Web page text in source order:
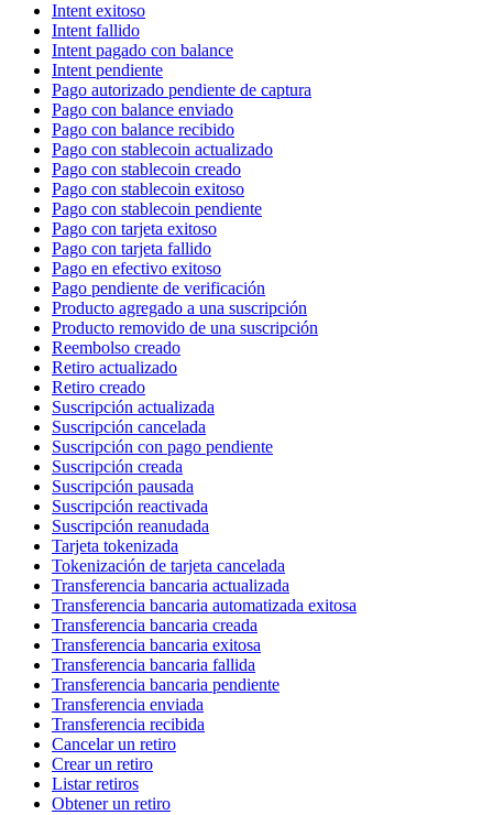
Intent exitoso
Intent fallido
Intent pagado con balance
Intent pendiente
Pago autorizado pendiente de captura
Pago con balance enviado
Pago con balance recibido
Pago con stablecoin actualizado
Pago con stablecoin creado
Pago con stablecoin exitoso
Pago con stablecoin pendiente
Pago con tarjeta exitoso
Pago con tarjeta fallido
Pago en efectivo exitoso
Pago pendiente de verificación
Producto agregado a una suscripción
Producto removido de una suscripción
Reembolso creado
Retiro actualizado
Retiro creado
Suscripción actualizada
Suscripción cancelada
Suscripción con pago pendiente
Suscripción creada
Suscripción pausada
Suscripción reactivada
Suscripción reanudada
Tarjeta tokenizada
Tokenización de tarjeta cancelada
Transferencia bancaria actualizada
Transferencia bancaria automatizada exitosa
Transferencia bancaria creada
Transferencia bancaria exitosa
Transferencia bancaria fallida
Transferencia bancaria pendiente
Transferencia enviada
Transferencia recibida
Cancelar un retiro
Crear un retiro
Listar retiros
Obtener un retiro